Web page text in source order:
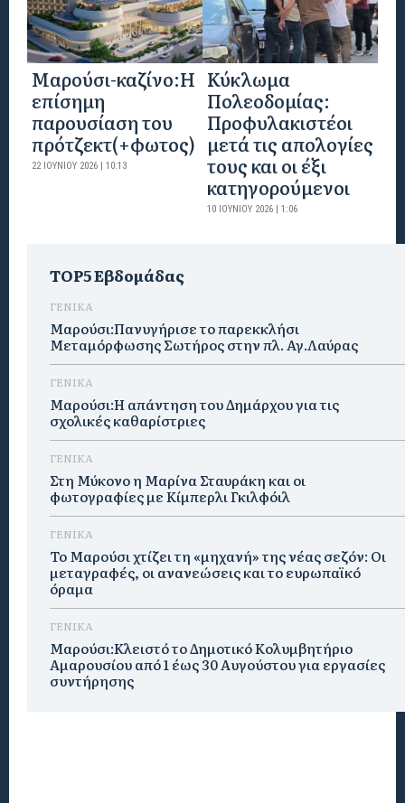
Mαρούσι-καζίνο:H
επίσημη
παρουσίαση του
πρότζεκτ(+φωτος)
22 ΙΟΥΝΊΟΥ 2026 | 10:13
Κύκλωμα
Πολεοδομίας:
Προφυλακιστέοι
μετά τις απολογίες
τους και οι έξι
κατηγορούμενοι
10 ΙΟΥΝΊΟΥ 2026 | 1:06
TOP5 Εβδομάδας
ΓΕΝΙΚΑ
Μαρούσι:Πανυγήρισε το παρεκκλήσι
Μεταμόρφωσης Σωτήρος στην πλ. Αγ.Λαύρας
ΓΕΝΙΚΑ
Μαρούσι:Η απάντηση του Δημάρχου για τις
σχολικές καθαρίστριες
ΓΕΝΙΚΑ
Στη Μύκονο η Μαρίνα Σταυράκη και οι
φωτογραφίες με Κίμπερλι Γκιλφόιλ
ΓΕΝΙΚΑ
Το Μαρούσι χτίζει τη «μηχανή» της νέας σεζόν: Οι
μεταγραφές, οι ανανεώσεις και το ευρωπαϊκό
όραμα
ΓΕΝΙΚΑ
Μαρούσι:Κλειστό το Δημοτικό Κολυμβητήριο
Αμαρουσίου από 1 έως 30 Αυγούστου για εργασίες
συντήρησης